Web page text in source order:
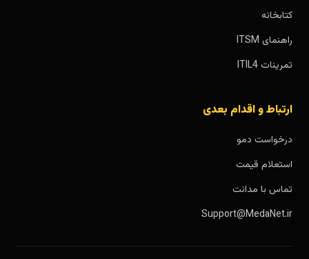
کتابخانه
راهنمای ITSM
تمرینات ITIL4
ارتباط و اقدام بعدی
درخواست دمو
استعلام قیمت
تماس با مدانت
Support@MedaNet.ir